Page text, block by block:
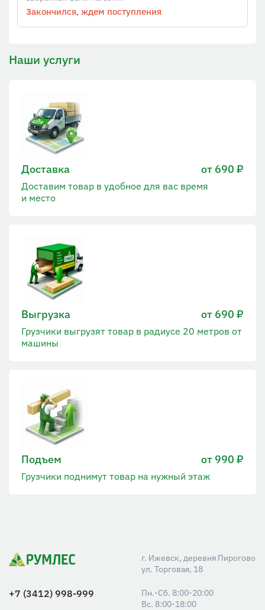
Закончился, ждем поступления
Наши услуги
Доставка от 690 ₽
Доставим товар в удобное для вас время
и место
Выгрузка от 690 ₽
Грузчики выгрузят товар в радиусе 20 метров от
машины
Подъем от 990 ₽
Грузчики поднимут товар на нужный этаж
г. Ижевск, деревня Пирогово
ул. Торговая, 18
+7 (3412) 998-999
Пн.-Сб. 8:00-20:00
Вс. 8:00-18:00